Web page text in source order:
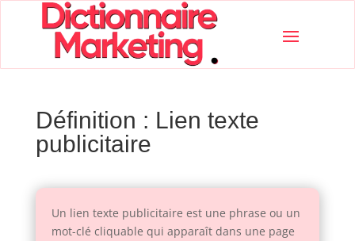
Définition : Lien texte
publicitaire
Un lien texte publicitaire est une phrase ou un
mot-clé cliquable qui apparaît dans une page